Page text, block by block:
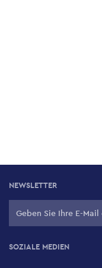
NEWSLETTER
SOZIALE MEDIEN